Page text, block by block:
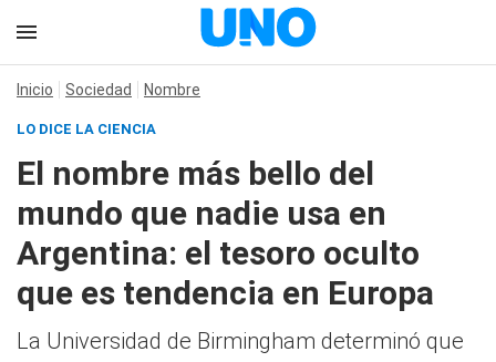
Inicio Sociedad Nombre
LO DICE LA CIENCIA
El nombre más bello del
mundo que nadie usa en
Argentina: el tesoro oculto
que es tendencia en Europa
La Universidad de Birmingham determinó que